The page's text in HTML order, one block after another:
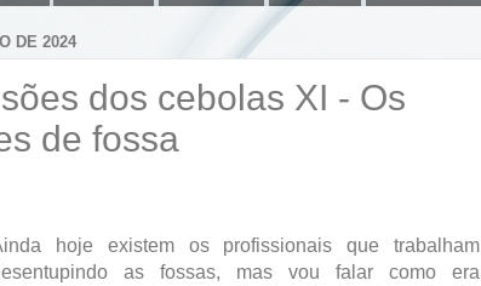
DE 2024
dos cebolas XI - Os
de fossa
hoje existem os profissionais que trabalham
as fossas, mas vou falar como era